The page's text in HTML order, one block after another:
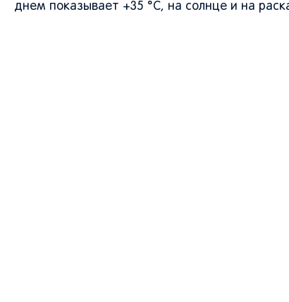
днем показывает +35 °C, на солнце и на